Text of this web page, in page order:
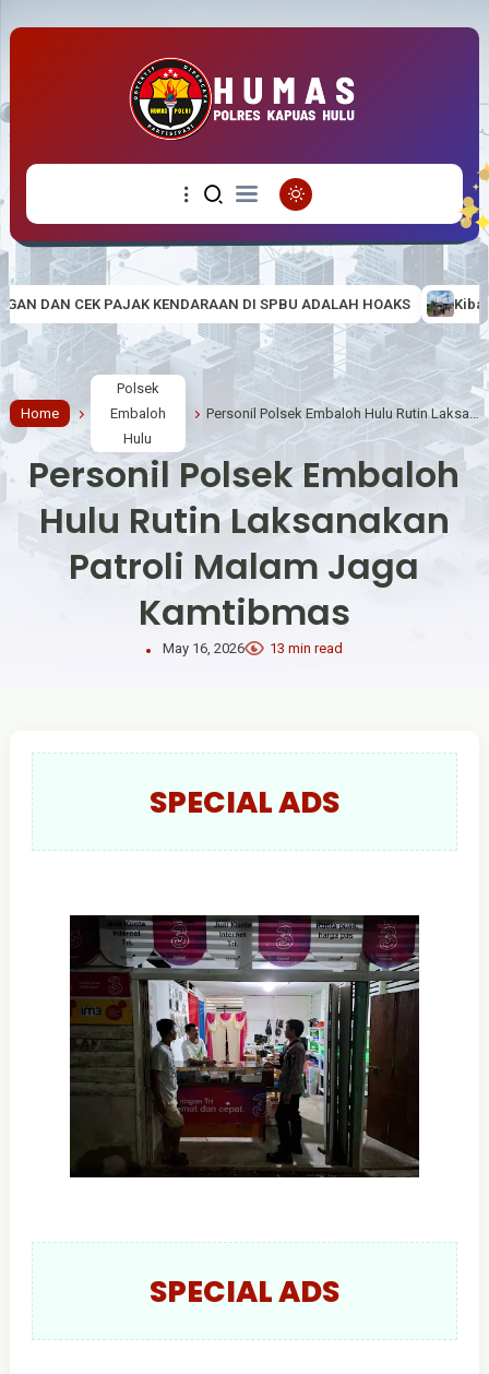
DI SPBU ADALAH HOAKS Kibarkan Semangat
Home
Polsek
Embaloh
Hulu
Personil Polsek Embaloh Hulu Rutin Laksanakan Patroli Malam Jaga Kamtibmas
Personil Polsek Embaloh
Hulu Rutin Laksanakan
Patroli Malam Jaga
Kamtibmas
May 16, 2026 13 min read
SPECIAL ADS
SPECIAL ADS